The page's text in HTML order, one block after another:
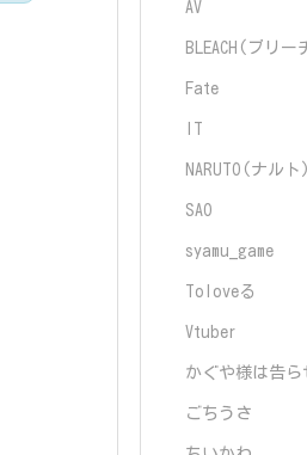
AV
BLEACH(ブリー
Fate
NARUTO(ナルト)
SAO
syamu_game
Toloveる
Vtuber
かぐや様は告ら
ごちうさ